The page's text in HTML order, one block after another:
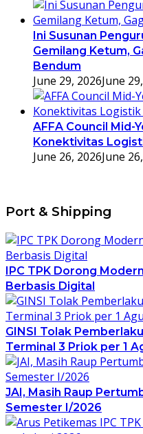
Ini Susunan
Gemilang Ketum,
Bendum
June 29, 2026June
AFFA Council Mid-
Konektivitas
June 26, 2026June
Port & Shipping
IPC TPK Dorong
Berbasis Digital
GINSI Tolak
Terminal 3 Priok per 1
JAI, Masih Raup
Semester I/2026